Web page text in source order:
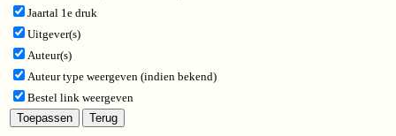
Jaartal 1e druk
Uitgever(s)
Auteur(s)
Auteur type weergeven (indien bekend)
Bestel link weergeven